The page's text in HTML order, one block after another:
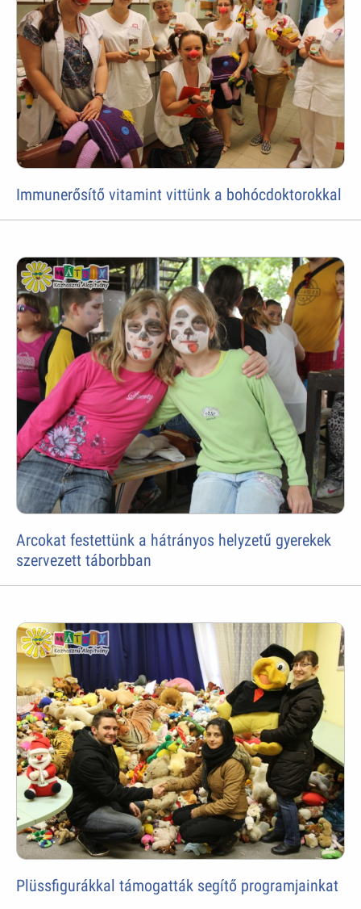
Immunerősítő vitamint vittünk a bohócdoktorokkal
Arcokat festettünk a hátrányos helyzetű gyerekek
szervezett táborbban
Plüssfigurákkal támogatták segítő programjainkat